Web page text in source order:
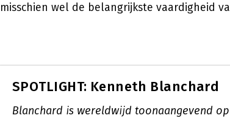
misschien wel de belangrijkste vaardigheid
SPOTLIGHT: Kenneth Blanchard
Blanchard is wereldwijd toonaangevend